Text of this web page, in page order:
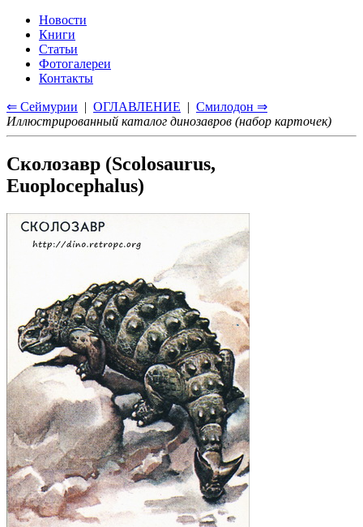
Новости
Книги
Статьи
Фотогалереи
Контакты
⇐ Сеймурии | ОГЛАВЛЕНИЕ | Смилодон ⇒
Иллюстрированный каталог динозавров (набор карточек)
Сколозавр (Scolosaurus,
Euoplocephalus)